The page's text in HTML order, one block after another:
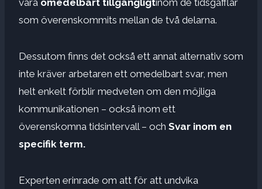
som överenskommits mellan de två delarna.
Dessutom finns det också ett annat alternativ som
inte kräver arbetaren ett omedelbart svar, men
helt enkelt förblir medveten om den möjliga
kommunikationen – också inom ett
överenskomna tidsintervall – och Svar inom en
specifik term.
Experten erinrade om att för att undvika